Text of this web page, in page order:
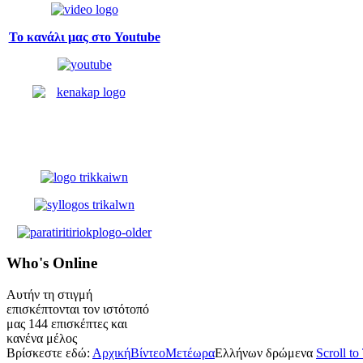
Το κανάλι μας στο Youtube
Who's Online
Αυτήν τη στιγμή
επισκέπτονται τον ιστότοπό
μας 144 επισκέπτες και
κανένα μέλος
Βρίσκεστε εδώ: ΑρχικήΒίντεοΜετέωραΕλλήνων δρώμενα Scroll to